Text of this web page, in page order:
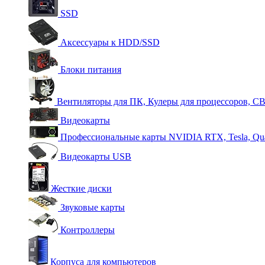
SSD
Аксессуары к HDD/SSD
Блоки питания
Вентиляторы для ПК, Кулеры для процессоров,
Видеокарты
Профессиональные карты NVIDIA RTX, Tesla,
Видеокарты USB
Жесткие диски
Звуковые карты
Контроллеры
Корпуса для компьютеров